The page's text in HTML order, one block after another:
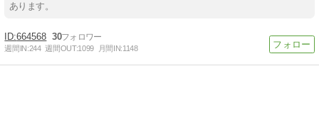
あります。
664568 30
週間IN:244 週間OUT:1099 月間IN:1148